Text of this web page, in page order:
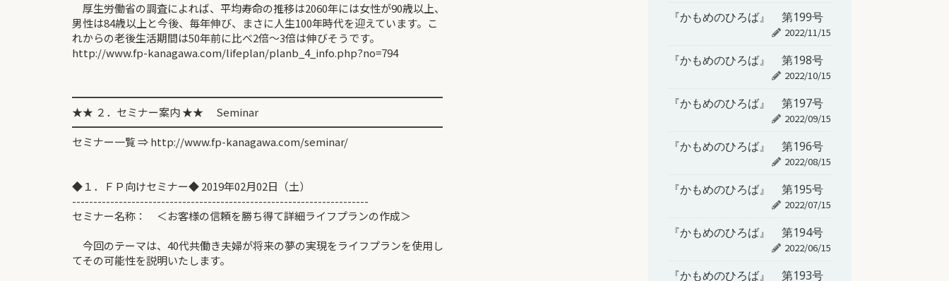
厚生労働省の調査によれば、平均寿命の推移は2060年には女性が90歳以上、
男性は84歳以上と今後、毎年伸び、まさに人生100年時代を迎えています。こ
れからの老後生活期間は50年前に比べ2倍～3倍は伸びそうです。
http://www.fp-kanagawa.com/lifeplan/planb_4_info.php?no=794
━━━━━━━━━━━━━━━━━━━━━━━━━━━━━━━━━━━
★★ ２．セミナー案内 ★★ Seminar
━━━━━━━━━━━━━━━━━━━━━━━━━━━━━━━━━━━
セミナー一覧 ⇒ http://www.fp-kanagawa.com/seminar/
◆１．ＦＰ向けセミナー◆ 2019年02月02日（土）
----------------------------------------------------------------------
セミナー名称： ＜お客様の信頼を勝ち得て詳細ライフプランの作成＞
今回のテーマは、40代共働き夫婦が将来の夢の実現をライフプランを使用し
てその可能性を説明いたします。
『かもめのひろば』 第199号
2022/11/15
『かもめのひろば』 第198号
2022/10/15
『かもめのひろば』 第197号
2022/09/15
『かもめのひろば』 第196号
2022/08/15
『かもめのひろば』 第195号
2022/07/15
『かもめのひろば』 第194号
2022/06/15
『かもめのひろば』 第193号